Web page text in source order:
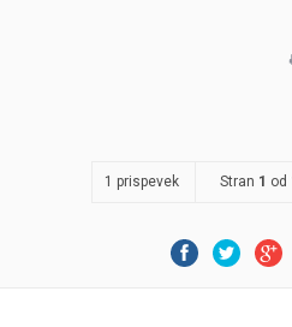
1 prispevek Stran 1 od